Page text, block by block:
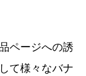
ページへの誘
て様々なバナ